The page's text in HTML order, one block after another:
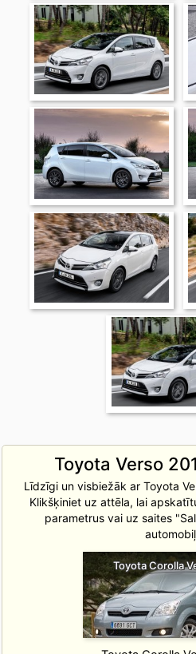
Toyota Verso
Līdzīgi un visbiežāk ar Toyota
Klikšķiniet uz attēla, lai
parametrus vai uz saites
Toyota Corolla